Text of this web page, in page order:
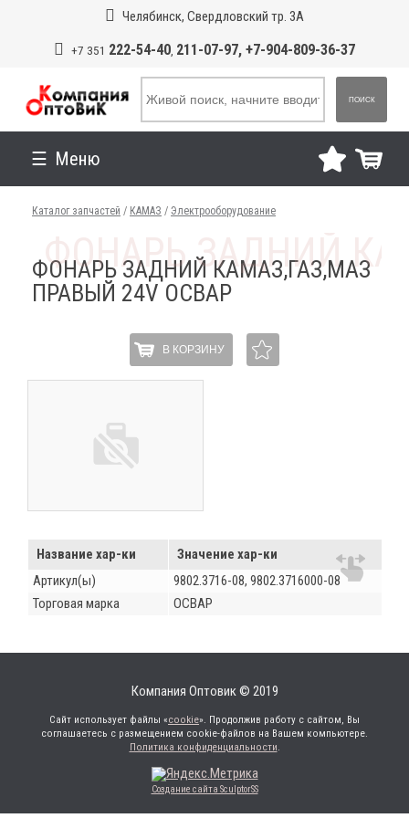
Челябинск, Свердловский тр. 3А
+7 351 222-54-40, 211-07-97, +7-904-809-36-37
ПОИСК
Меню
Каталог запчастей / КАМАЗ / Электрооборудование
ФОНАРЬ ЗАДНИЙ КАМАЗ,ГАЗ,МАЗ
ПРАВЫЙ 24V ОСВАР
В КОРЗИНУ
Название хар-ки
Значение хар-ки
Артикул(ы)
9802.3716-08, 9802.3716000-08
Торговая марка
ОСВАР
Компания Оптовик © 2019
Сайт использует файлы «cookie». Продолжив работу с сайтом, Вы
соглашаетесь с размещением cookie-файлов на Вашем компьютере.
Политика конфиденциальности.
Создание сайта SculptorSS